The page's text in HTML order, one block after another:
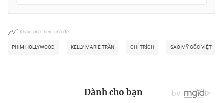
Khám phá thêm chủ đề
PHIM HOLLYWOOD KELLY MARIE TRẦN CHỈ TRÍCH SAO MỸ GỐC VIỆT